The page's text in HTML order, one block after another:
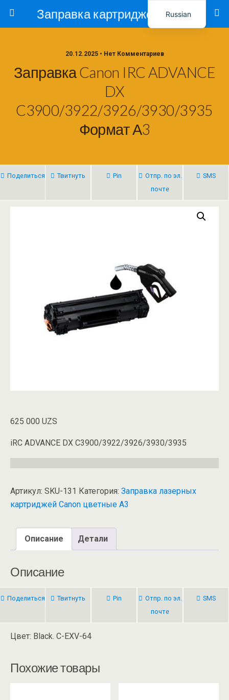
Заправка картриджей в Ташкенте – Тонер-Ресурс
20.12.2025 • Нет Комментариев
Заправка Canon IRC ADVANCE
DX
C3900/3922/3926/3930/3935
Формат А3
Поделиться Твитнуть Pin
Отпр. по эл.
почте
SMS
625 000 UZS
iRC ADVANCE DX C3900/3922/3926/3930/3935
Артикул: SKU-131 Категория: Заправка лазерных
картриджей Canon цветные А3
Описание Детали
Описание
Поделиться Твитнуть Pin
Отпр. по эл.
почте
SMS
Цвет: Black. C-EXV-64
Похожие товары
Russian
Uzbek